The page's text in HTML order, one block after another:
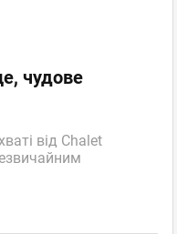
чудове
від Chalet